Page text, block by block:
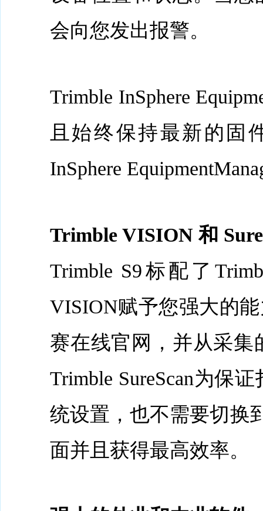
会向您发出报警。
Trimble InSphere
且始终保持最新的固
InSphere
Trimble VISION 和
Trimble S9标配了
VISION赋予您强大的
赛在线官网，并从采集
Trimble SureScan为保
统设置，也不需要切换
面并且获得最高效率。